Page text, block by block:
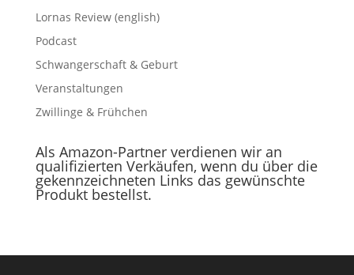
Lornas Review (english)
Podcast
Schwangerschaft & Geburt
Veranstaltungen
Zwillinge & Frühchen
Als Amazon-Partner verdienen wir an
qualifizierten Verkäufen, wenn du über die
gekennzeichneten Links das gewünschte
Produkt bestellst.